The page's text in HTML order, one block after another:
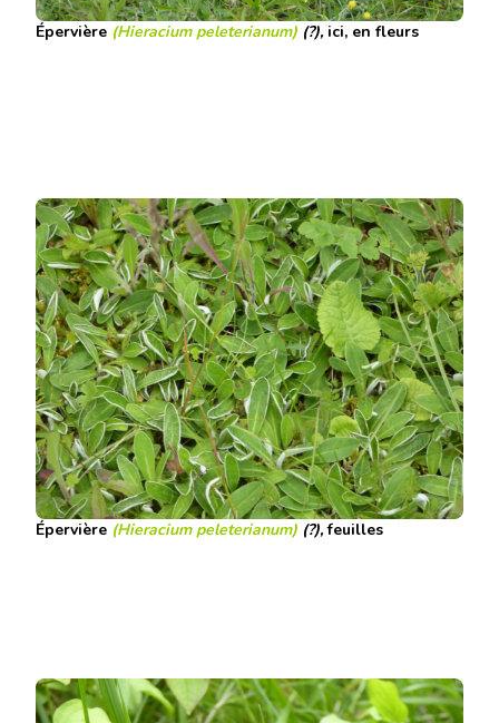
Épervière (Hieracium peleterianum) (?), ici, en fleurs
Épervière (Hieracium peleterianum) (?),feuilles